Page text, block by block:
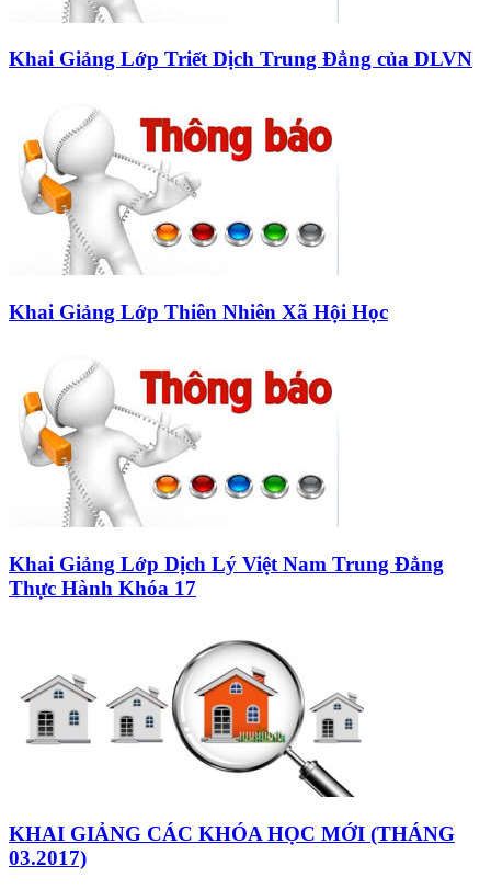
Khai Giảng Lớp Triết Dịch Trung Đẳng của DLVN
Khai Giảng Lớp Thiên Nhiên Xã Hội Học
Khai Giảng Lớp Dịch Lý Việt Nam Trung Đẳng
Thực Hành Khóa 17
KHAI GIẢNG CÁC KHÓA HỌC MỚI (THÁNG
03.2017)